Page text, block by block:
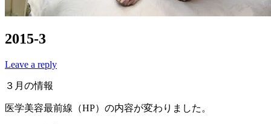
2015-3
Leave a reply
３月の情報
医学美容最前線（HP）の内容が変わりました。